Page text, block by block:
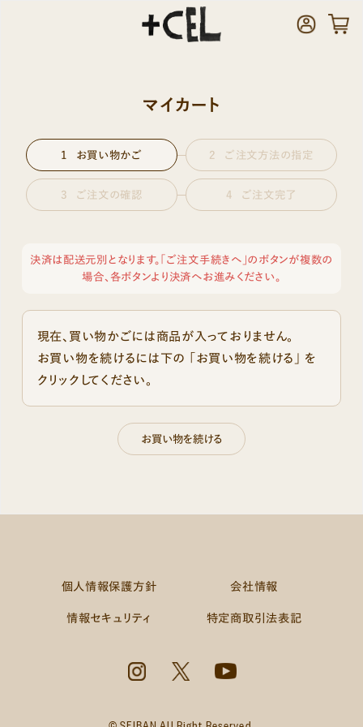
マイカート
お買い物かご ご注文方法の指定
ご注文の確認 ご注文完了
決済は配送元別となります。「ご注文手続きへ」のボタンが複数の
場合、各ボタンより決済へお進みください。
現在、買い物かごには商品が入っておりません。
お買い物を続けるには下の 「お買い物を続ける」 を
クリックしてください。
個人情報保護方針 会社情報
情報セキュリティ 特定商取引法表記